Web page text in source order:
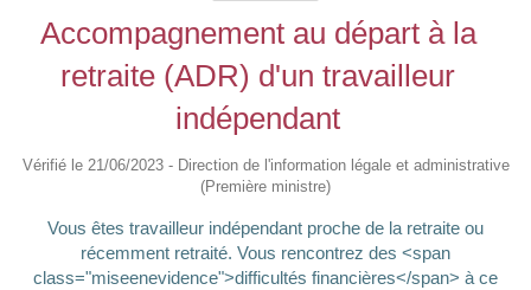
Accompagnement au départ à la
retraite (ADR) d'un travailleur
indépendant
Vérifié le 21/06/2023 - Direction de l'information légale et administrative
(Première ministre)
Vous êtes travailleur indépendant proche de la retraite ou
récemment retraité. Vous rencontrez des <span
class="miseenevidence">difficultés financières</span> à ce